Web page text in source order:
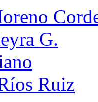
G.
Ruiz